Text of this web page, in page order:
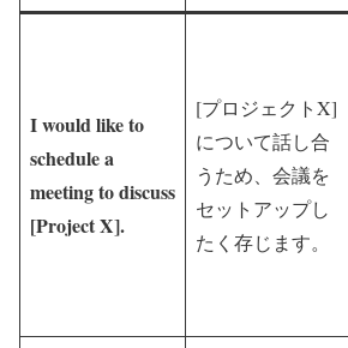
I would like to
schedule a
meeting to discuss
[Project X].
[プロジェクトX]
について話し合
うため、会議を
セットアップし
たく存じます。